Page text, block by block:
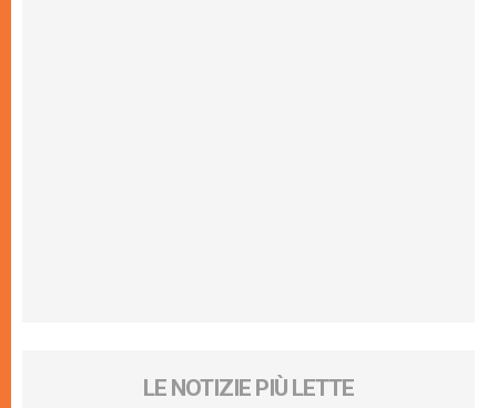
LE NOTIZIE PIÙ LETTE